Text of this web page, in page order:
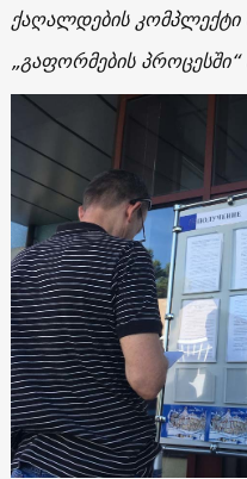
ქაღალდების კომპლექტი
„გაფორმების პროცესში“